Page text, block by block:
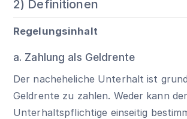
2) Definitionen
Regelungsinhalt
a. Zahlung als Geldrente
Der nacheheliche Unterhalt ist
Geldrente zu zahlen. Weder kann der
Unterhaltspflichtige einseitig